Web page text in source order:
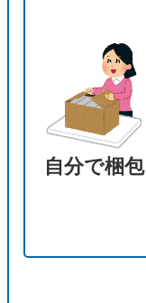
自分で梱包